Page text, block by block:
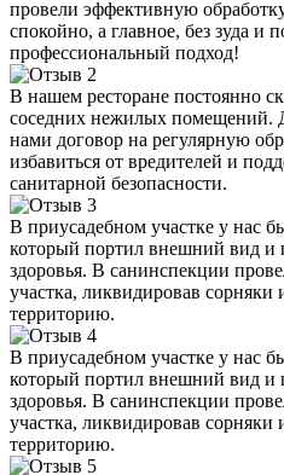
провели эффективную
спокойно, а главное, без зуда и
профессиональный подход!
В нашем ресторане постоянно
соседних нежилых помещений.
нами договор на регулярную
избавиться от вредителей и
санитарной безопасности.
В приусадебном участке у нас
который портил внешний вид и
здоровья. В санинспекции
участка, ликвидировав сорняки
территорию.
В приусадебном участке у нас
который портил внешний вид и
здоровья. В санинспекции
участка, ликвидировав сорняки
территорию.